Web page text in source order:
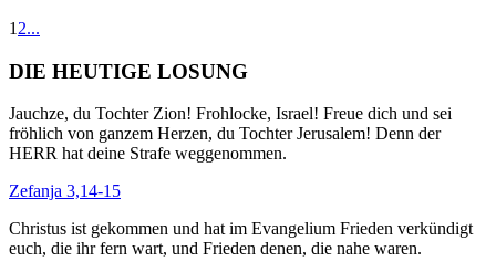
1 2...
DIE HEUTIGE LOSUNG
Jauchze, du Tochter Zion! Frohlocke, Israel! Freue dich und sei
fröhlich von ganzem Herzen, du Tochter Jerusalem! Denn der
HERR hat deine Strafe weggenommen.
Zefanja 3,14-15
Christus ist gekommen und hat im Evangelium Frieden verkündigt
euch, die ihr fern wart, und Frieden denen, die nahe waren.